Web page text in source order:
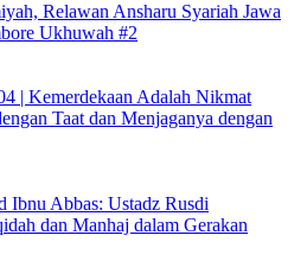
Relawan Ansharu Syariah Jawa
Ukhuwah #2
| Kemerdekaan Adalah Nikmat
Taat dan Menjaganya dengan
Abbas: Ustadz Rusdi
dan Manhaj dalam Gerakan